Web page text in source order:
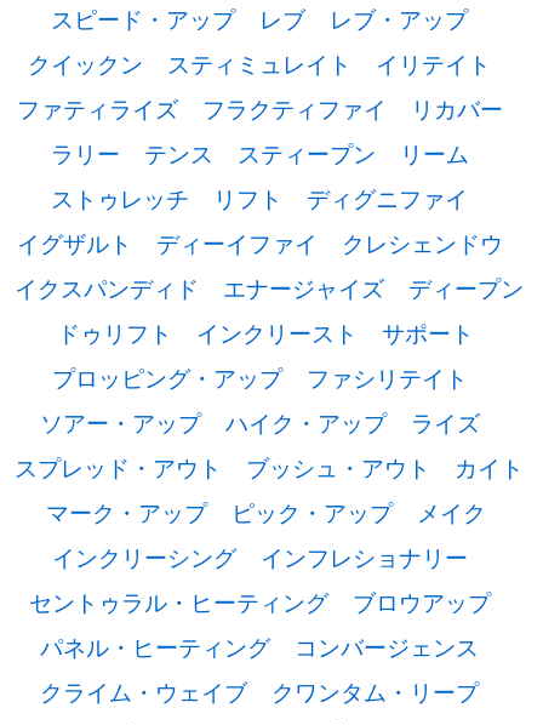
スピード・アップ
レブ
レブ・アップ
クイックン
スティミュレイト
イリテイト
ファティライズ
フラクティファイ
リカバー
ラリー
テンス スティープン
リーム
ストゥレッチ
リフト
ディグニファイ
イグザルト
ディーイファイ
クレシェンドウ
イクスパンディド
エナージャイズ
ディープン
ドゥリフト
インクリースト
サポート
プロッピング・アップ
ファシリテイト
ソアー・アップ
ハイク・アップ
ライズ
スプレッド・アウト
ブッシュ・アウト
カイト
マーク・アップ
ピック・アップ
メイク
インクリーシング
インフレショナリー
セントゥラル・ヒーティング
ブロウアップ
パネル・ヒーティング
コンバージェンス
クライム・ウェイブ
クワンタム・リープ